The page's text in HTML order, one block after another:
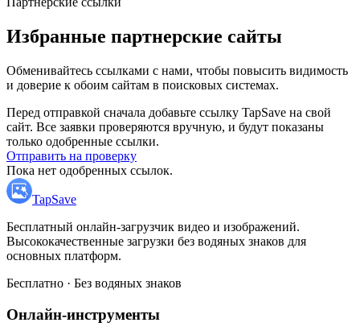
Избранные партнерские сайты
Обменивайтесь ссылками с нами, чтобы повысить видимость
и доверие к обоим сайтам в поисковых системах.
Перед отправкой сначала добавьте ссылку TapSave на свой
сайт. Все заявки проверяются вручную, и будут показаны
только одобренные ссылки.
Отправить на проверку
Пока нет одобренных ссылок.
TapSave
Бесплатный онлайн-загрузчик видео и изображений.
Высококачественные загрузки без водяных знаков для
основных платформ.
Бесплатно · Без водяных знаков
Онлайн-инструменты